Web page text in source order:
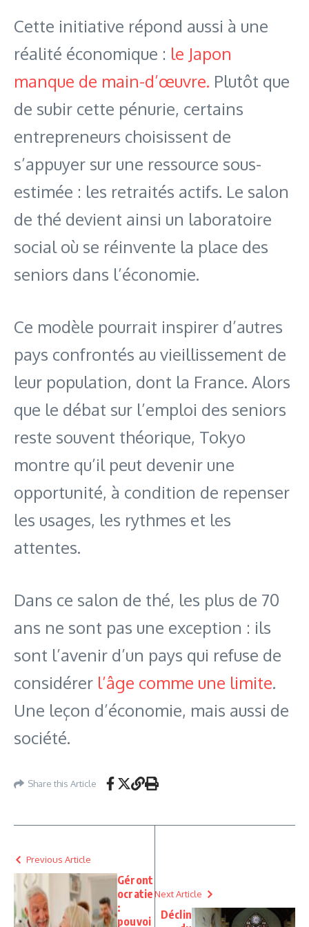
Cette initiative répond aussi à une
réalité économique : le Japon
manque de main-d’œuvre. Plutôt que
de subir cette pénurie, certains
entrepreneurs choisissent de
s’appuyer sur une ressource sous-
estimée : les retraités actifs. Le salon
de thé devient ainsi un laboratoire
social où se réinvente la place des
seniors dans l’économie.
Ce modèle pourrait inspirer d’autres
pays confrontés au vieillissement de
leur population, dont la France. Alors
que le débat sur l’emploi des seniors
reste souvent théorique, Tokyo
montre qu’il peut devenir une
opportunité, à condition de repenser
les usages, les rythmes et les
attentes.
Dans ce salon de thé, les plus de 70
ans ne sont pas une exception : ils
sont l’avenir d’un pays qui refuse de
considérer l’âge comme une limite.
Une leçon d’économie, mais aussi de
société.
Share this Article
Previous Article
Géront
ocratie
:
pouvoi
Next Article
Déclin